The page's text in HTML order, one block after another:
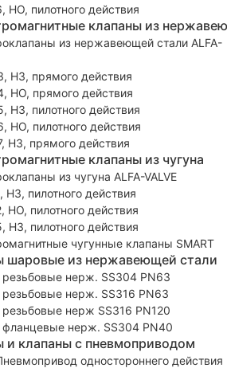
НО, пилотного действия
клапаны из
из нержавеющей стали ALFA-
НЗ, прямого действия
НО, прямого действия
НЗ, пилотного действия
НО, пилотного действия
НЗ, прямого действия
клапаны из чугуна
из чугуна ALFA-VALVE
НЗ, пилотного действия
НО, пилотного действия
НЗ, пилотного действия
чугунные клапаны SMART
шаровые из нержавеющей стали
нерж. SS304 PN63
нерж. SS316 PN63
нерж SS316 PN120
нерж. SS304 PN40
и клапаны с пневмоприводом
одностороннего действия